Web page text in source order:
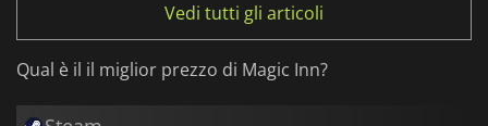
Vedi tutti gli articoli
Qual è il il miglior prezzo di Magic Inn?